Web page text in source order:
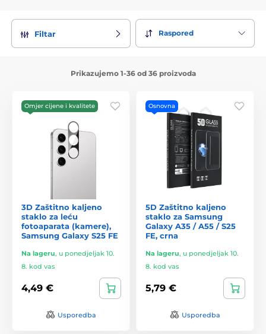
Filtar Raspored
Prikazujemo 1-36 od 36 proizvoda
Omjer cijene i kvalitete
3D Zaštitno kaljeno
staklo za leću
fotoaparata (kamere),
Samsung Galaxy S25 FE
Na lageru, u ponedjeljak 10.
8. kod vas
4,49 €
Usporedba
Osnovna
5D Zaštitno kaljeno
staklo za Samsung
Galaxy A35 / A55 / S25
FE, crna
Na lageru, u ponedjeljak 10.
8. kod vas
5,79 €
Usporedba